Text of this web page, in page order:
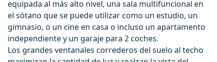
equipada al más alto nivel, una sala multifuncional en
el sótano que se puede utilizar como un estudio, un
gimnasio, o un cine en casa o incluso un apartamento
independiente y un garaje para 2 coches.
Los grandes ventanales correderos del suelo al techo